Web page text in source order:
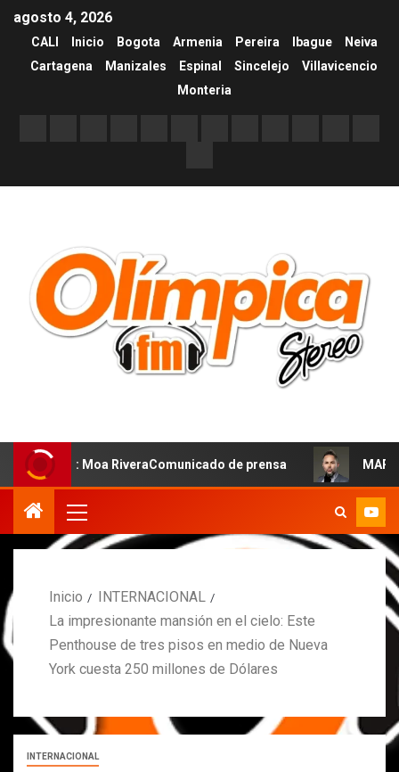
agosto 4, 2026
CALI Inicio Bogota Armenia Pereira Ibague
Neiva
Cartagena
Manizales Espinal Sincelejo
Villavicencio
Monteria
Moa RiveraComunicado de prensa MARCOS PETRO
Inicio
INTERNACIONAL
La impresionante mansión en el cielo: Este
Penthouse de tres pisos en medio de Nueva
York cuesta 250 millones de Dólares
INTERNACIONAL